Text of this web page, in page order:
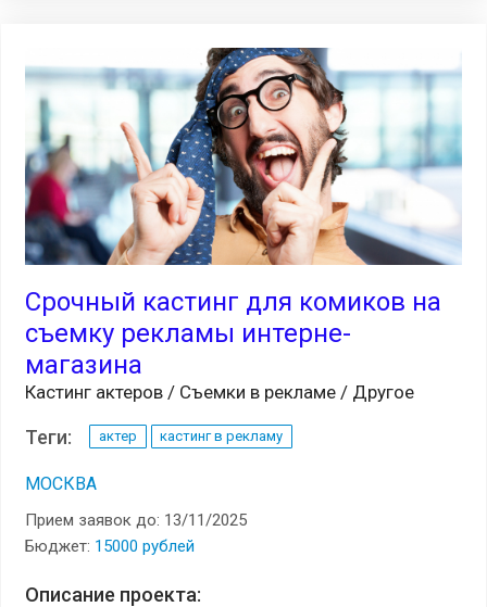
Срочный кастинг для комиков на
съемку рекламы интерне-
магазина
Кастинг актеров / Съемки в рекламе / Другое
Теги: актер кастинг в рекламу
МОСКВА
Прием заявок до: 13/11/2025
Бюджет: 15000 рублей
Описание проекта: